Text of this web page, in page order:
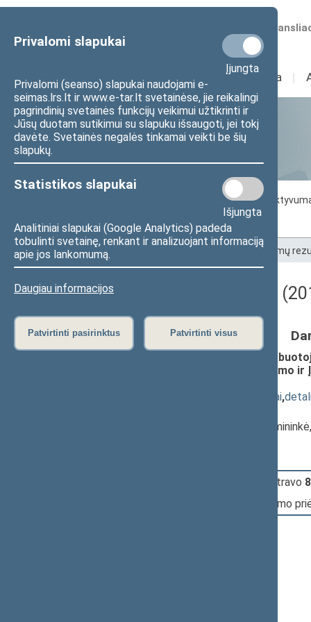
Privalomi slapukai
Įjungta
Privalomi (seanso) slapukai naudojami e-
seimas.lrs.lt ir www.e-tar.lt svetainėse, jie reikalingi
pagrindinių svetainės funkcijų veikimui užtikrinti ir
Jūsų duotam sutikimui su slapuku išsaugoti, jei tokį
davėte. Svetainės negalės tinkamai veikti be šių
slapukų.
Statistikos slapukai
Išjungta
Analitiniai slapukai (Google Analytics) padeda
tobulinti svetainę, renkant ir analizuojant informaciją
apie jos lankomumą.
Daugiau informacijos
Patvirtinti pasirinktus Patvirtinti visus
Numatomos
Sudėtis Veikla I
Statistika
Seimo narių
Seimo narių balsavimų rezultatai
Pradžia Seimo narių balsavimų
Darbotvarkės klausimas
Valstybės ir savivaldybių įstaigų
straipsnio, 1, 2, 3, 4, 5 priedų pakeitimo
susiję dokumentai,
, Komiteto
(užsiregistravo
dėl įstatymo